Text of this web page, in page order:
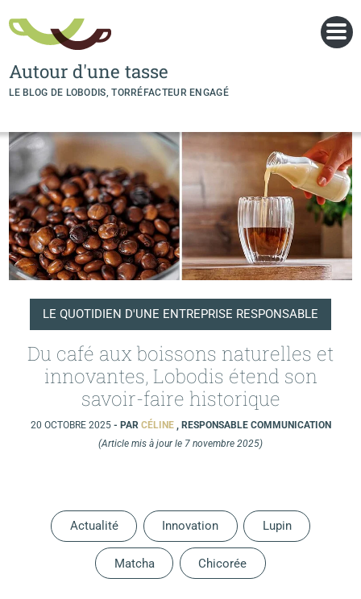
Autour d'une tasse
LE BLOG DE LOBODIS, TORRÉFACTEUR ENGAGÉ
LE QUOTIDIEN D'UNE ENTREPRISE RESPONSABLE
Du café aux boissons naturelles et
innovantes, Lobodis étend son
savoir-faire historique
20 OCTOBRE 2025 - PAR CÉLINE , RESPONSABLE COMMUNICATION
(Article mis à jour le 7 novembre 2025)
Actualité Innovation Lupin
Matcha Chicorée